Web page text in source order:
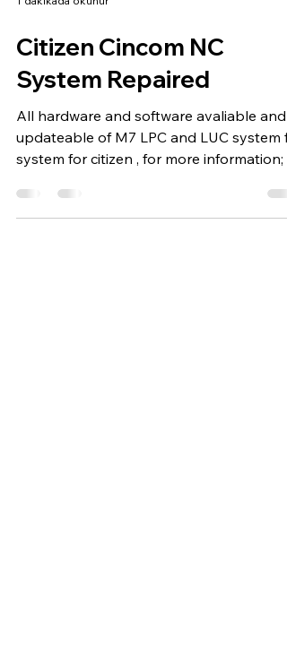
Citizen Cincom NC
System Repaired
All hardware and software avaliable and
updateable of M7 LPC and LUC system
system for citizen , for more information;